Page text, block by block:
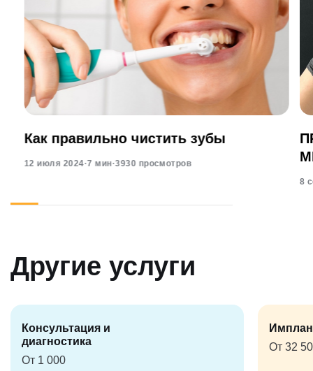
Как правильно чистить зубы
12 июля 2024·7 мин·3930 просмотров
8
Другие услуги
Консультация и
диагностика
От 1 000
От 32